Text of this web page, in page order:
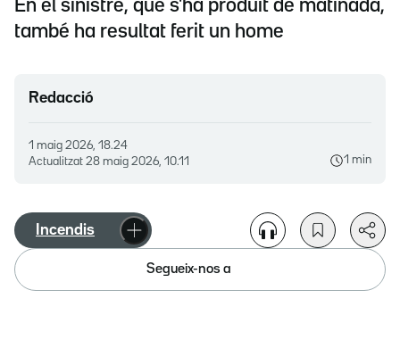
En el sinistre, que s'ha produït de matinada,
també ha resultat ferit un home
Redacció
1 maig 2026, 18.24
Actualitzat 28 maig 2026, 10.11 1 min
Incendis
Segueix-nos a